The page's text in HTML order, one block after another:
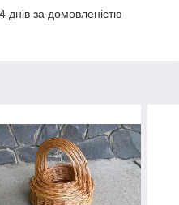
за домовленістю